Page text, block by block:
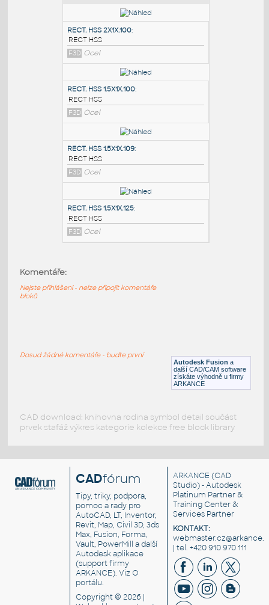
PODOBNÉ BLOKY
RECT. HSS 2X1X.100
F3D Ocel
RECT. HSS 1.5X1X.100
RECT HSS
F3D Ocel
F3D Ocel
F3D Ocel
Autodesk Fusion a
další CAD/CAM software
získáte výhodně u firmy
ARKANCE
Komentáře:
Nejste přihlášeni - nelze připojit komentáře
bloků
Dosud žádné komentáře - buďte první
CAD download: knihovna rodina symbol detail součást
prvek stafáž výkres kategorie kolekce free block library
CADfórum
Tipy, triky, podpora,
pomoc a rady pro
AutoCAD, LT, Inventor,
Revit, Map, Civil 3D, 3ds
Max, Fusion, Forma,
Vault, PowerMill a další
Autodesk aplikace
(support firmy
ARKANCE). VizO
portálu.
Copyright © 2026 |
ARKANCE (CAD
Studio) - Autodesk
Platinum Partner &
Training Center &
Services Partner
KONTAKT:
| tel. +420 910 970 111